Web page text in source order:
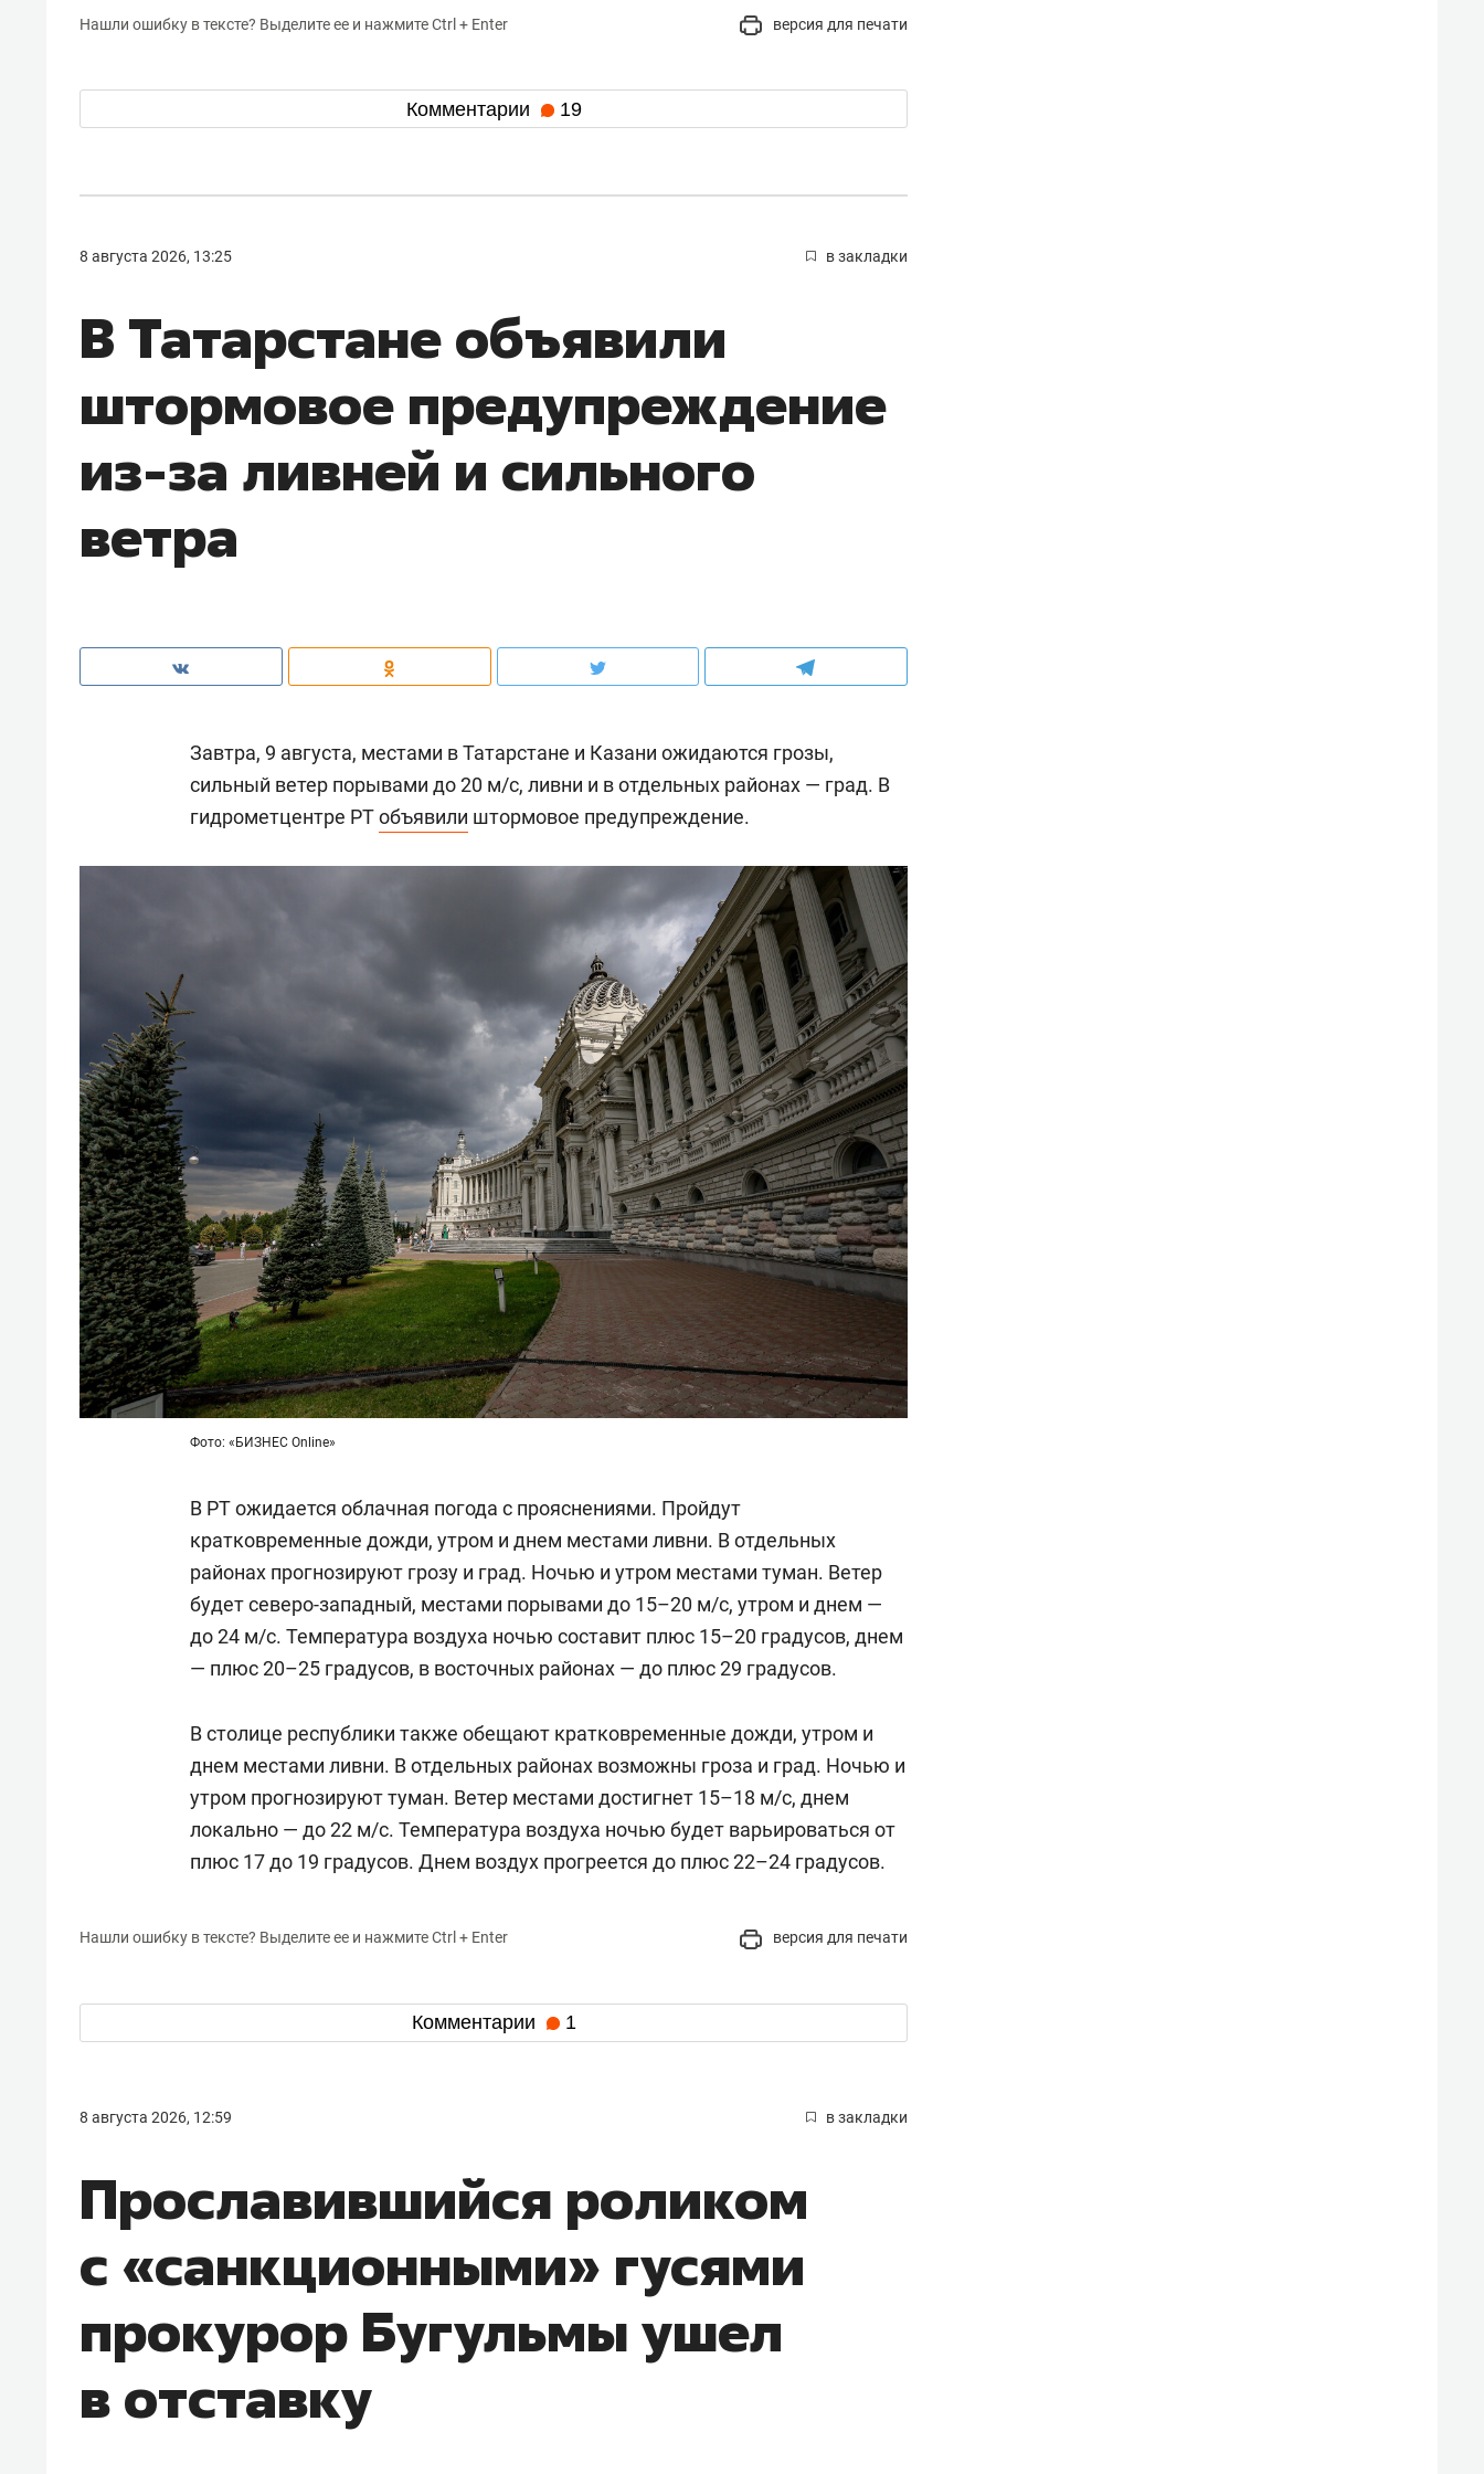
Нашли ошибку в тексте? Выделите ее и нажмите Ctrl + Enter версия для печати
Комментарии 19
8 августа 2026, 13:25 в закладки
В Татарстане объявили
штормовое предупреждение
из-за ливней и сильного
ветра
Завтра, 9 августа, местами в Татарстане и Казани ожидаются грозы,
сильный ветер порывами до 20 м/c, ливни и в отдельных районах — град. В
гидрометцентре РТобъявили штормовое предупреждение.
Фото: «БИЗНЕС Online»
В РТ ожидается облачная погода с прояснениями. Пройдут
кратковременные дожди, утром и днем местами ливни. В отдельных
районах прогнозируют грозу и град. Ночью и утром местами туман. Ветер
будет северо-западный, местами порывами до 15–20 м/c, утром и днем —
до 24 м/с. Температура воздуха ночью составит плюс 15–20 градусов, днем
— плюс 20–25 градусов, в восточных районах — до плюс 29 градусов.
В столице республики также обещают кратковременные дожди, утром и
днем местами ливни. В отдельных районах возможны гроза и град. Ночью и
утром прогнозируют туман. Ветер местами достигнет 15–18 м/с, днем
локально — до 22 м/с. Температура воздуха ночью будет варьироваться от
плюс 17 до 19 градусов. Днем воздух прогреется до плюс 22–24 градусов.
Нашли ошибку в тексте? Выделите ее и нажмите Ctrl + Enter версия для печати
Комментарии 1
8 августа 2026, 12:59 в закладки
Прославившийся роликом
с «санкционными» гусями
прокурор Бугульмы ушел
в отставку